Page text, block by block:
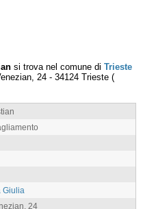
si trova nel comune di Trieste
24 - 34124 Trieste (
Giulia
24